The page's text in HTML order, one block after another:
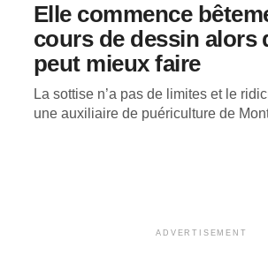
Elle commence
cours de dessin alors
peut mieux faire
La sottise n’a pas de limites et le
une auxiliaire de puériculture de
ADVERTISEMENT